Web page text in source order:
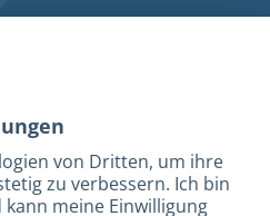
Instagram
auf YouTube
München auf X